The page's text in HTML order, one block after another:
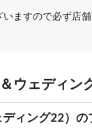
ますので必ず店舗
ウェディン
ィング22）の